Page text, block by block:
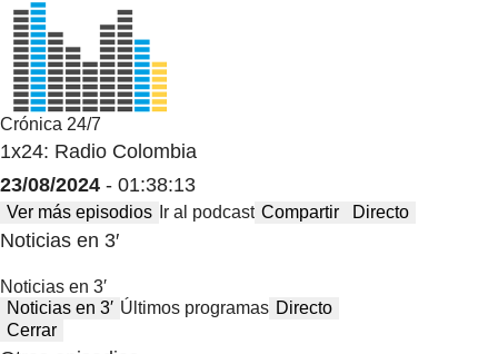
Crónica 24/7
1x24: Radio Colombia
23/08/2024 - 01:38:13
Ver más episodios Ir al podcast Compartir Directo
Noticias en 3′
Noticias en 3′
Noticias en 3′ Últimos programas Directo
Cerrar